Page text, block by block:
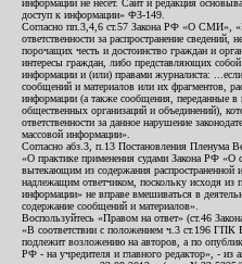
информации не несет. Сайт и редакция
доступ к информации» ФЗ-149.
Согласно пп.3,4,6 ст.57 Закона РФ «О СМИ»,
ответственности за распространение сведений,
порочащих честь и достоинство граждан и
интересы граждан, либо представляющих
информации и (или) правами журналиста:
сообщений и материалов или их фрагментов,
информации (а также сообщения, переданные в
общественных организаций и объединений),
ответственности за данное нарушение
массовой информации».
Согласно абз.3, п.13 Постановления
«О практике применения судами Закона РФ «О
вытекающим из содержания распространенной
надлежащим ответчиком, поскольку исходя из
информации» не вправе вмешиваться в
содержание сообщений и материалов».
Воспользуйтесь «Правом на ответ» (ст.46
«В соответствии с положением ч.3 ст.196 ГПК
подлежит возложению на авторов, а по
РФ - на учредителя и главного редактор», - из